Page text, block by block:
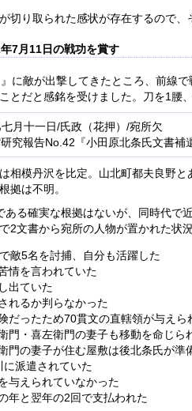
切り取られた感状が存在するので、
7月11日の戦功を賞す
に敵が出撃してきたところ、前線
とだと感銘を受けました。刀を1腰
月十一日/氏政（花押）/宛所欠
究報告No.42『小田原北条氏文書補
模丹沢を比定。山北町都夫良野と
拠は不明。
ある確実な根拠はないが、同時代
2文書から宛所の人物が置かれた状
敵5名を討捕、自分も活躍した
情を言われていた
出ていた
れるか判らなかった
だったため70貫文の直轄領が与えら
門・喜左衛門の妻子も移動を命じら
門の妻子が住む屋敷は後北条氏が準
派遣されていた
与えられていなかった
年と翌年の2回で支払われた